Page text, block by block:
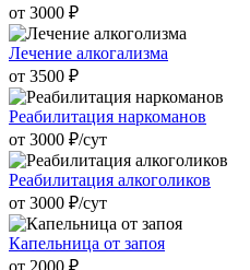
от 3000 ₽
Лечение алкогализма
от 3500 ₽
Реабилитация наркоманов
от 3000 ₽/cут
Реабилитация алкоголиков
от 3000 ₽/cут
Капельница от запоя
от 2000 ₽